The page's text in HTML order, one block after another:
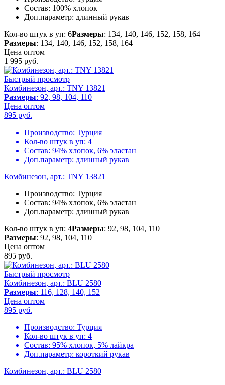
Состав: 100% хлопок
Доп.параметр: длинный рукав
Кол-во штук в уп: 6Размеры: 134, 140, 146, 152, 158, 164
Размеры: 134, 140, 146, 152, 158, 164
Цена оптом
1 995 руб.
Быстрый просмотр
Комбинезон, арт.: TNY 13821
Размеры: 92, 98, 104, 110
Цена оптом
895 руб.
Производство: Турция
Кол-во штук в уп: 4
Состав: 94% хлопок, 6% эластан
Доп.параметр: длинный рукав
Комбинезон, арт.: TNY 13821
Производство: Турция
Состав: 94% хлопок, 6% эластан
Доп.параметр: длинный рукав
Кол-во штук в уп: 4Размеры: 92, 98, 104, 110
Размеры: 92, 98, 104, 110
Цена оптом
895 руб.
Быстрый просмотр
Комбинезон, арт.: BLU 2580
Размеры: 116, 128, 140, 152
Цена оптом
895 руб.
Производство: Турция
Кол-во штук в уп: 4
Состав: 95% хлопок, 5% лайкра
Доп.параметр: короткий рукав
Комбинезон, арт.: BLU 2580